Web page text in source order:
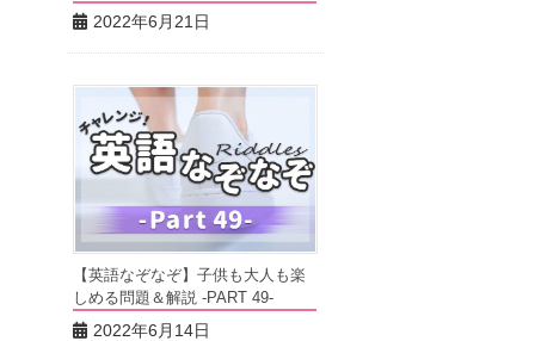
2022年6月21日
【英語なぞなぞ】子供も大人も楽
しめる問題＆解説 -PART 49-
2022年6月14日